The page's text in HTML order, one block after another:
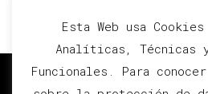
Diseño y Desarrollo por
Esta Web usa Cookies
Analíticas, Técnicas
Funcionales. Para conocer